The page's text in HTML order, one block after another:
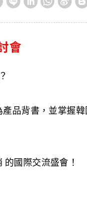
會
品背書，並掌握
國際交流盛會！